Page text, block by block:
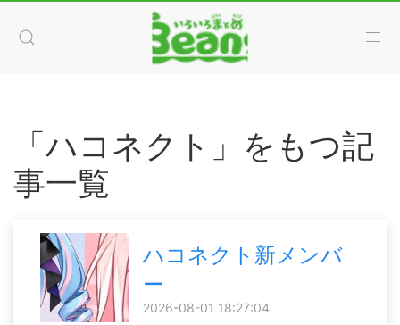
「ハコネクト」をもつ記
事一覧
ハコネクト新メンバ
ー
2026-08-01 18:27:04